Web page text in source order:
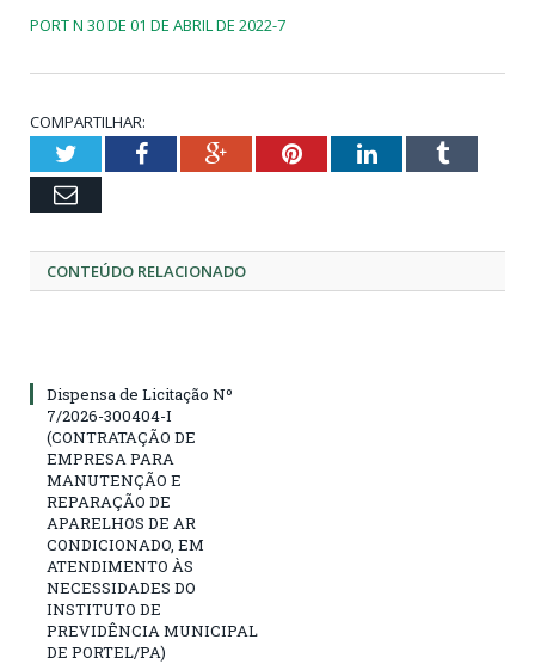
PORT N 30 DE 01 DE ABRIL DE 2022-7
COMPARTILHAR:
TwitterFacebookGoogle+PinterestLinkedInTumblr
Email
CONTEÚDO RELACIONADO
Dispensa de Licitação Nº
7/2026-300404-I
(CONTRATAÇÃO DE
EMPRESA PARA
MANUTENÇÃO E
REPARAÇÃO DE
APARELHOS DE AR
CONDICIONADO, EM
ATENDIMENTO ÀS
NECESSIDADES DO
INSTITUTO DE
PREVIDÊNCIA MUNICIPAL
DE PORTEL/PA)